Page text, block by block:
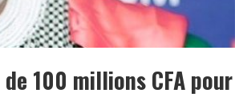
100 millions CFA pour